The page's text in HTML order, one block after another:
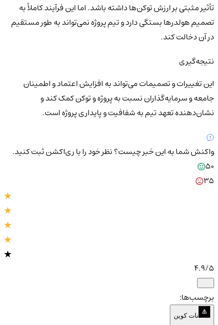
تأثیر مثبتی بر ارزش توکن‌ها داشته باشد. اما این فرآیند کاملاً به
تصمیم هولدرها بستگی دارد و تیم پروژه نمی‌تواند به طور مستقیم
در آن دخالت کند.
نتیجه‌گیری
این تغییرات و تصمیمات می‌تواند به افزایش اعتماد و اطمینان
جامعه و سرمایه‌گذاران نسبت به پروژه و توکن کمک کند و
نشان‌دهنده تعهد تیم به شفافیت و پایداری پروژه است.
واکنش شما به این خبر چیست؟نظر خود را با ری‌اکشن ثبت کنید.
50
35
4.9/5
برچسب‌ها:
نات کوین